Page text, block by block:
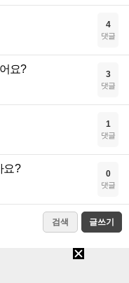
4
댓글
요? 3
댓글
1
댓글
요? 0
댓글
검색 글쓰기